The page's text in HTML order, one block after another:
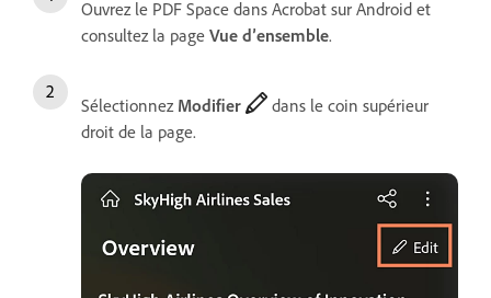
Ouvrez le PDF Space dans Acrobat sur Android et
consultez la page Vue d’ensemble.
Sélectionnez Modifier
dans le coin supérieur
droit de la page.